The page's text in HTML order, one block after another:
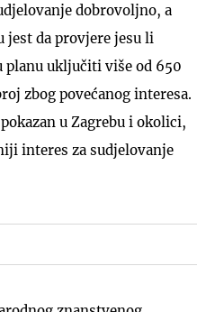
dobrovoljno, a
jest da provjere jesu li
planu uključiti više od 650
zbog povećanog interesa.
u Zagrebu i okolici,
interes za sudjelovanje